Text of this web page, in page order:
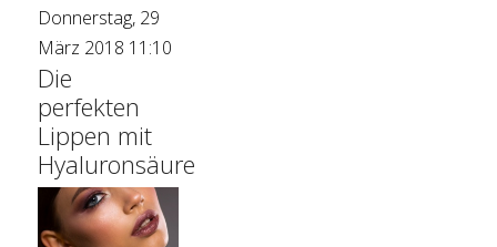
Donnerstag, 29
März 2018 11:10
Die
perfekten
Lippen mit
Hyaluronsäure